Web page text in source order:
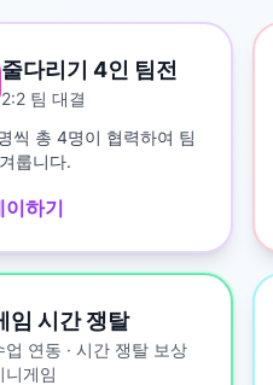
줄다리기 4인 팀전
2:2 팀 대결
씩 총 4명이 협력하여 팀
룹니다.
이하기
임 시간 쟁탈
업 연동 · 시간 쟁탈 보상
니게임